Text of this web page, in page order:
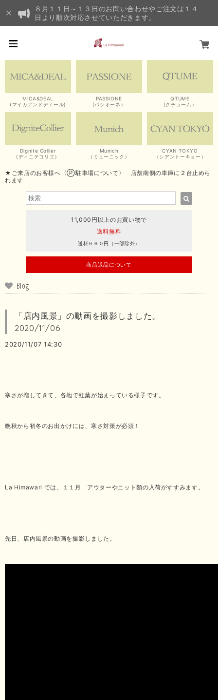
８月１１日～１３日のお問い合わせやご注文は１４
日より順次対応させていただきます。
MICA&DEAL
(マイカアンドディール)
PASSIONE
(パシオーネ）
QTUME
(クチューム）
Dignite Collier
(ディニテコリエ）
Munich
（ミューニック）
CYAN TOKYO
（シアントーキョー）
★ご来店のお客様へ〈Ⓟ駐車場について〉 店舗南側の車庫に２台止めら
れます
11,000円以上のお買い物で
送料無料
送料６６０円（一部除外）
商品返品について
Blog
「店内風景」の動画を撮影しました。
2020/11/06
2020/11/07 14:30
寒さが増してきて、各地で紅葉が始まっている様子です。
晩秋から初冬のお出かけには、寒さ対策が必須！
La Himawari では、１１月 アウターやニット類の入荷がすすみます。
先日、店内風景の動画を撮影しました。